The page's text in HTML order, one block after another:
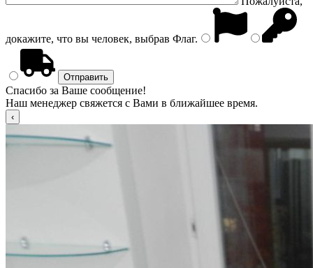
докажите, что вы человек, выбрав Флаг.
Спасибо за Ваше сообщение!
Наш менеджер свяжется с Вами в ближайшее время.